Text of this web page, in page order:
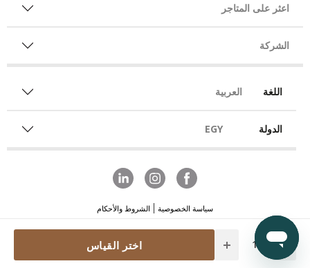
Quantity
اختر القياس
اعثر على المتاجر
الشركة
اللغة العربية
الدولة EGY
سياسة الخصوصية الشروط والأحكام